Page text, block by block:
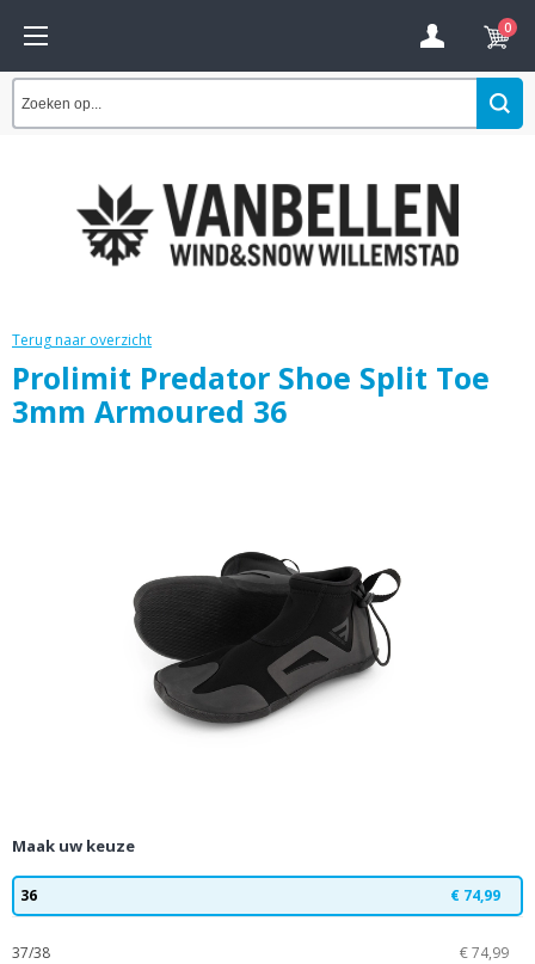
0
Terug naar overzicht
Prolimit Predator Shoe Split Toe
3mm Armoured 36
Maak uw keuze
36 € 74,99
37/38 € 74,99